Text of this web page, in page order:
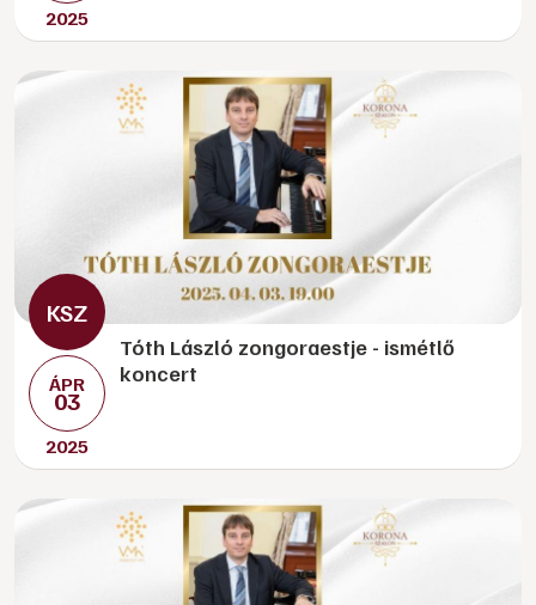
2025
ÁPR
03
2025
Tóth László zongoraestje - ismétlő
koncert